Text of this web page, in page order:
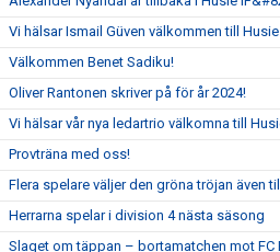
Vi hälsar Ismail Güven välkommen till Husie
Välkommen Benet Sadiku!
Oliver Rantonen skriver på för år 2024!
Vi hälsar vår nya ledartrio välkomna till
Provträna med oss!
Flera spelare väljer den gröna tröjan även
Herrarna spelar i division 4 nästa säsong
Slaget om täppan – bortamatchen mot FC